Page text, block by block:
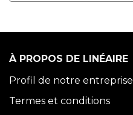
À PROPOS DE LINÉAIRE
Profil de notre entreprise
Termes et conditions